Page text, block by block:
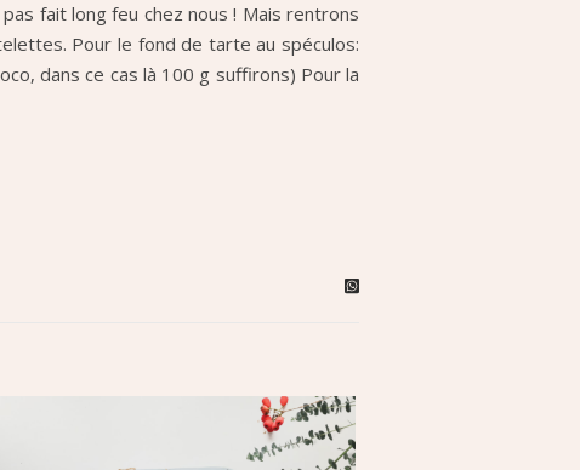
fait long feu chez nous ! Mais rentrons
Pour le fond de tarte au spéculos:
dans ce cas là 100 g suffirons) Pour la